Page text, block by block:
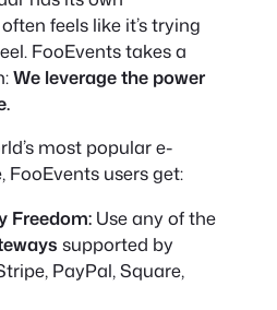
feels like it’s trying
FooEvents takes a
We leverage the power
most popular e-
users get:
Freedom: Use any of the
supported by
PayPal, Square,